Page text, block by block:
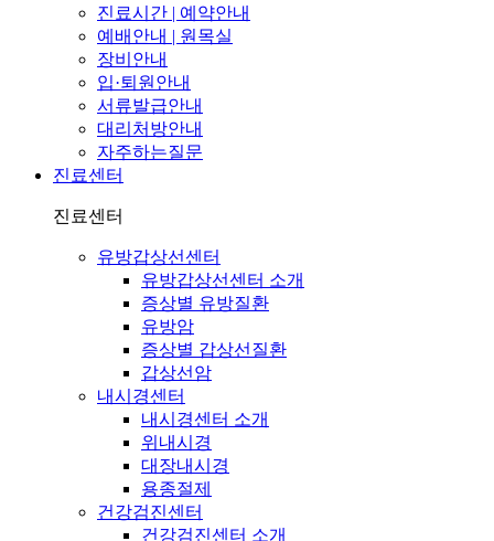
진료시간 | 예약안내
예배안내 | 원목실
장비안내
입·퇴원안내
서류발급안내
대리처방안내
자주하는질문
진료센터
진료센터
유방갑상선센터
유방갑상선센터 소개
증상별 유방질환
유방암
증상별 갑상선질환
갑상선암
내시경센터
내시경센터 소개
위내시경
대장내시경
용종절제
건강검진센터
건강검진센터 소개